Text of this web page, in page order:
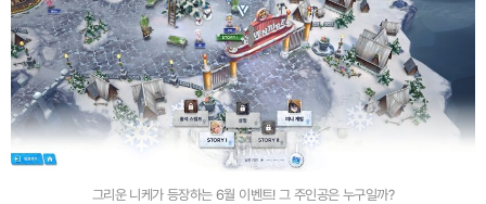
그리운 니케가 등장하는 6월 이벤트! 그 주인공은 누구일까?